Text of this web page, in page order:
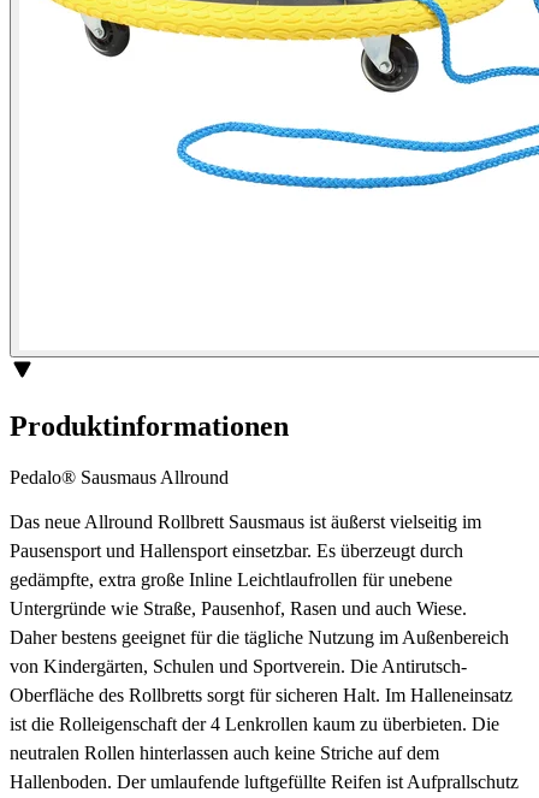
Produktinformationen
Pedalo® Sausmaus Allround
Das neue Allround Rollbrett Sausmaus ist äußerst vielseitig im
Pausensport und Hallensport einsetzbar. Es überzeugt durch
gedämpfte, extra große Inline Leichtlaufrollen für unebene
Untergründe wie Straße, Pausenhof, Rasen und auch Wiese.
Daher bestens geeignet für die tägliche Nutzung im Außenbereich
von Kindergärten, Schulen und Sportverein. Die Antirutsch-
Oberfläche des Rollbretts sorgt für sicheren Halt. Im Halleneinsatz
ist die Rolleigenschaft der 4 Lenkrollen kaum zu überbieten. Die
neutralen Rollen hinterlassen auch keine Striche auf dem
Hallenboden. Der umlaufende luftgefüllte Reifen ist Aufprallschutz